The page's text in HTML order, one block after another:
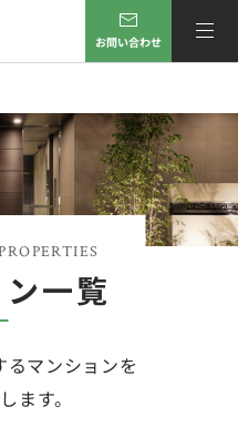
お問い合わせ
一覧
マンションを
ます。